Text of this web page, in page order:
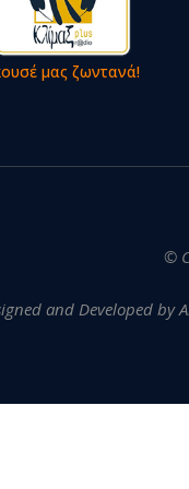
μας ζωντανά!
©
and Developed by